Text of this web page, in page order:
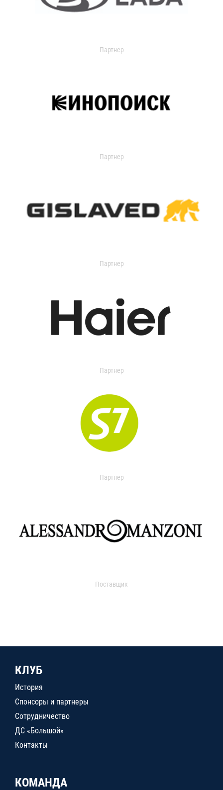
Партнер
Партнер
Партнер
Партнер
Партнер
Поставщик
КЛУБ
История
Спонсоры и партнеры
Сотрудничество
ДС «Большой»
Контакты
КОМАНДА